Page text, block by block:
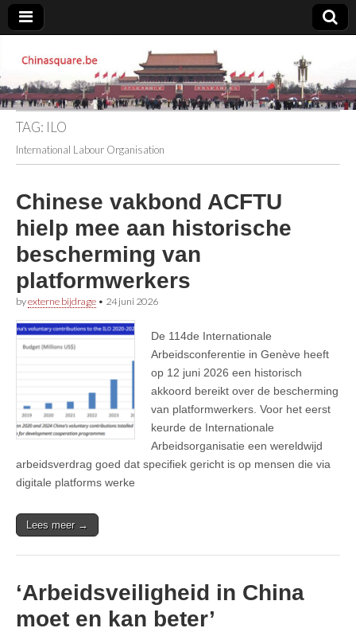
Chinasquare.be
TAG: ILO
International Labour Organisation
Chinese vakbond ACFTU
hielp mee aan historische
bescherming van
platformwerkers
byexterne bijdrage • 24 juni 2026
De 114de Internationale
Arbeidsconferentie in Genève heeft
op 12 juni 2026 een historisch
akkoord bereikt over de bescherming
van platformwerkers. Voor het eerst
keurde de Internationale
Arbeidsorganisatie⁠ een wereldwijd
arbeidsverdrag goed dat specifiek gericht is op mensen die via
digitale platforms werke
Lees meer →
‘Arbeidsveiligheid in China
moet en kan beter’